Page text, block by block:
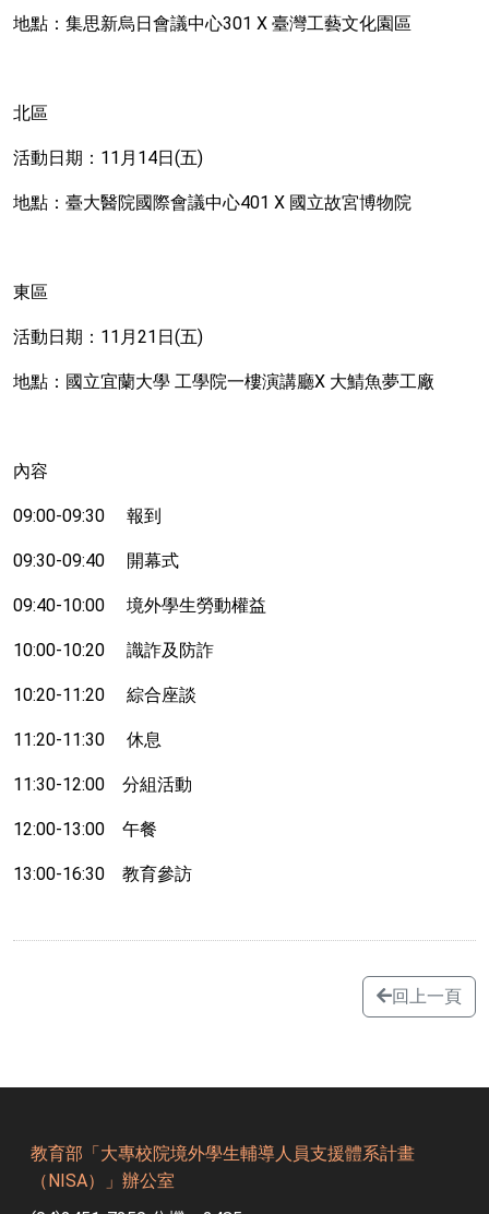
地點：集思新烏日會議中心301 X 臺灣工藝文化園區
北區
活動日期： 11 月 14日(五)
地點：臺大醫院國際會議中心401 X 國立故宮博物院
東區
活動日期： 11 月21 日(五)
地點：國立宜蘭大學 工學院一樓演講廳X 大鯖魚夢工廠
內容
09:00-09:30 報到
09:30-09:40 開幕式
09:40-10:00 境外學生勞動權益
10:00-10:20 識詐及防詐
10:20-11:20 綜合座談
11:20-11:30 休息
11:30-12:00 分組活動
12:00-13:00 午餐
13:00-16:30 教育參訪
回上一頁
教育部「大專校院境外學生輔導人員支援體系計畫
（NISA）」辦公室